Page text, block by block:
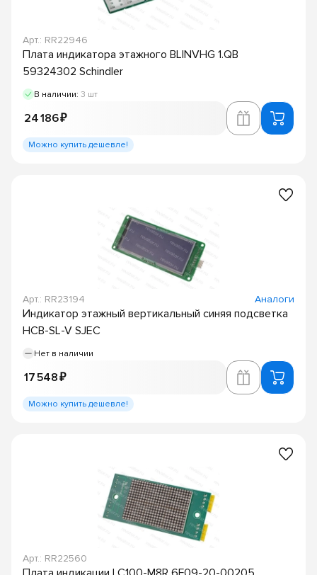
Арт.: RR22946
Плата индикатора этажного BLINVHG 1.QB
59324302 Schindler
В наличии: 3 шт
24 186 ₽
Можно купить дешевле!
Арт.: RR23194 Аналоги
Индикатор этажный вертикальный синяя подсветка
HCB-SL-V SJEC
Нет в наличии
17 548 ₽
Можно купить дешевле!
Арт.: RR22560